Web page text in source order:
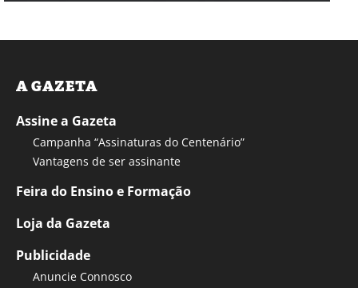
A GAZETA
Assine a Gazeta
Campanha “Assinaturas do Centenário”
Vantagens de ser assinante
Feira do Ensino e Formação
Loja da Gazeta
Publicidade
Anuncie Connosco